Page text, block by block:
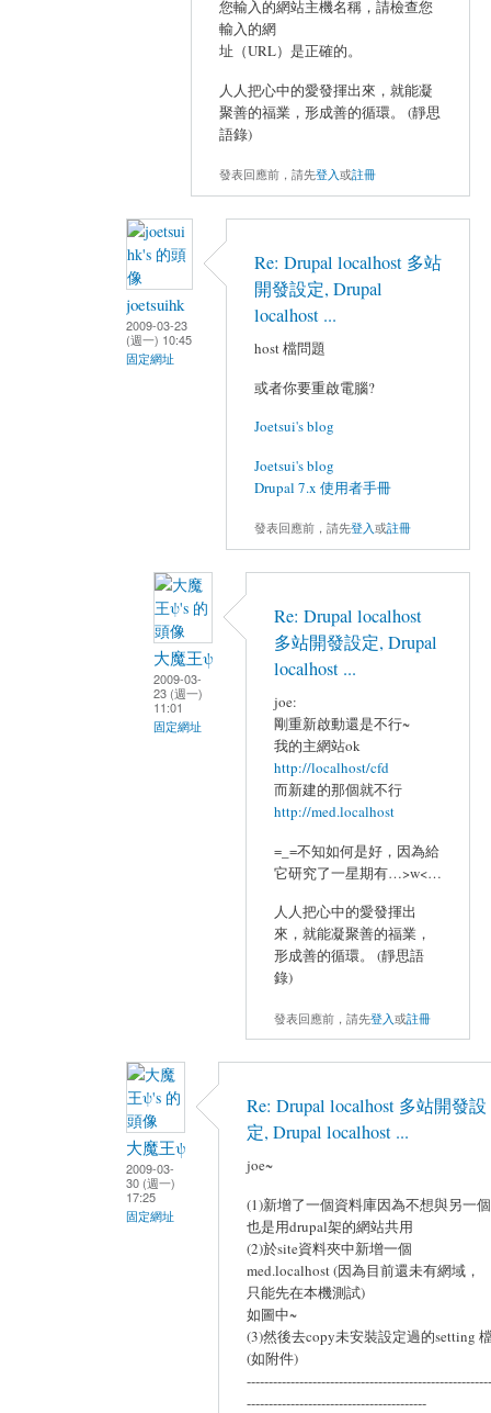
您輸入的網站主機名稱，請檢查您
輸入的網
址（URL）是正確的。
人人把心中的愛發揮出來，就能凝
聚善的福業，形成善的循環。 (靜思
語錄)
發表回應前，請先登入或註冊
joetsuihk
2009-03-23
(週一) 10:45
固定網址
Re: Drupal localhost 多站
開發設定, Drupal
localhost ...
host 檔問題
或者你要重啟電腦?
Joetsui's blog
Joetsui's blog
Drupal 7.x 使用者手冊
發表回應前，請先登入或註冊
大魔王ψ
2009-03-
23 (週一)
11:01
固定網址
Re: Drupal localhost
多站開發設定, Drupal
localhost ...
joe:
剛重新啟動還是不行~
我的主網站ok
http://localhost/cfd
而新建的那個就不行
http://med.localhost
=_=不知如何是好，因為給
它研究了一星期有…>w<…
人人把心中的愛發揮出
來，就能凝聚善的福業，
形成善的循環。 (靜思語
錄)
發表回應前，請先登入或註冊
大魔王ψ
2009-03-
30 (週一)
17:25
固定網址
Re: Drupal localhost 多站開發設
定, Drupal localhost ...
joe~
(1)新增了一個資料庫因為不想與另一個
也是用drupal架的網站共用
(2)於site資料夾中新增一個
med.localhost (因為目前還未有網域，
只能先在本機測試)
如圖中~
(3)然後去copy未安裝設定過的setting
(如附件)
--------------------------------------------------------
-----------------------------------------